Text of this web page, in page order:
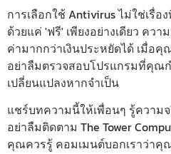
การเลือกใช้ Antivirus ไม่ใช่เรื่
ด้วยแค่ 'ฟรี' เพียงอย่างเดียว คว
ค่ามากกว่าเงินประหยัดได้ เมื่อคุ
อย่าลืมตรวจสอบโปรแกรมที่คุณ
เปลี่ยนแปลงหากจำเป็น
แชร์บทความนี้ให้เพื่อนๆ รู้ความจ
อย่าลืมติดตาม The Tower
คุณควรรู้ คอมเมนต์บอกเราว่าคุ